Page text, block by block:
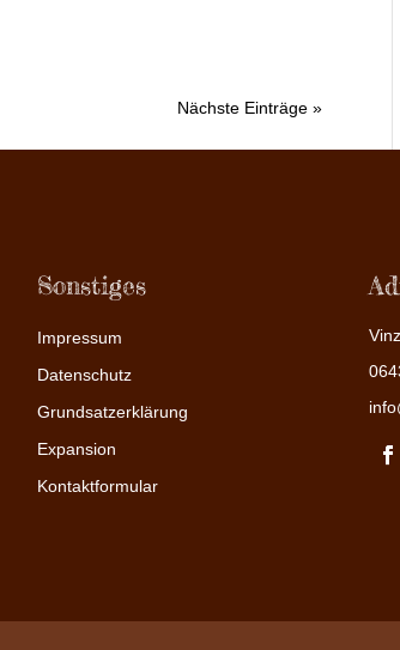
Nächste Einträge »
Sonstiges
Impressum
Datenschutz
Grundsatzerklärung
Expansion
Kontaktformular